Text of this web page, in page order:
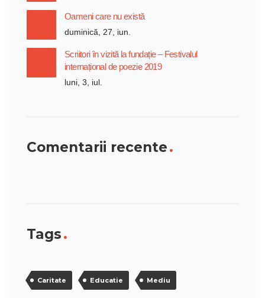
Oameni care nu există
duminică, 27, iun.
Scriitori în vizită la fundație – Festivalul
internațional de poezie 2019
luni, 3, iul.
Comentarii recente
Tags
Caritate Educatie Mediu